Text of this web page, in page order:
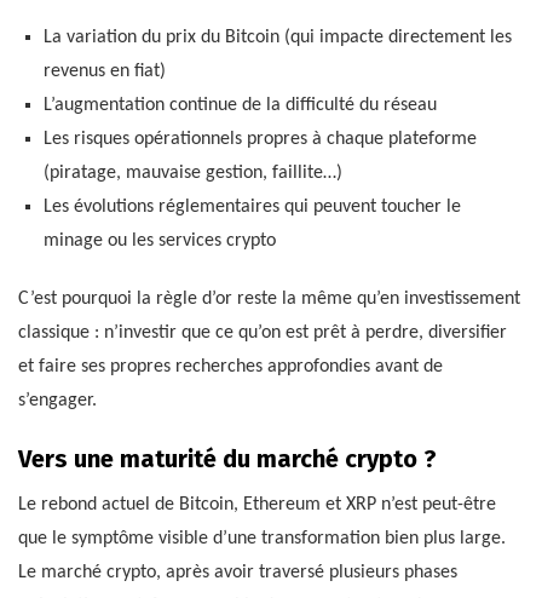
La variation du prix du Bitcoin (qui impacte directement les
revenus en fiat)
L’augmentation continue de la difficulté du réseau
Les risques opérationnels propres à chaque plateforme
(piratage, mauvaise gestion, faillite…)
Les évolutions réglementaires qui peuvent toucher le
minage ou les services crypto
C’est pourquoi la règle d’or reste la même qu’en investissement
classique : n’investir que ce qu’on est prêt à perdre, diversifier
et faire ses propres recherches approfondies avant de
s’engager.
Vers une maturité du marché crypto ?
Le rebond actuel de Bitcoin, Ethereum et XRP n’est peut-être
que le symptôme visible d’une transformation bien plus large.
Le marché crypto, après avoir traversé plusieurs phases